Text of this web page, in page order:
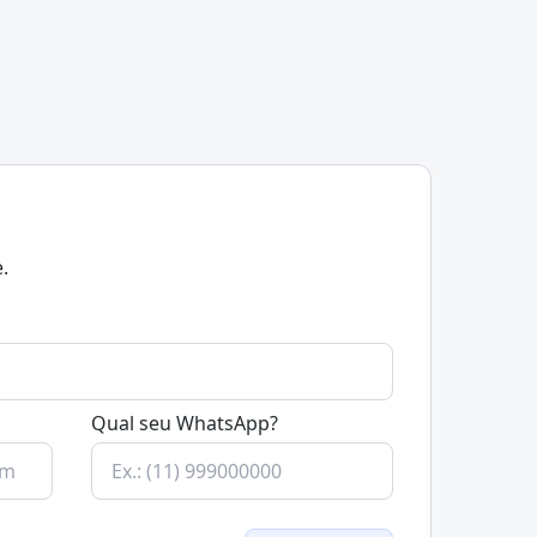
Qual seu WhatsApp?